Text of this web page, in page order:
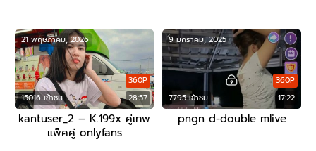
15016 เข้าชม 28:57
360P
21 พฤษภาคม, 2026
kantuser_2 – K.199x คู่เทพ
แพ็คคู่ onlyfans
7795 เข้าชม 17:22
360P
9 มกราคม, 2025
pngn d-double mlive